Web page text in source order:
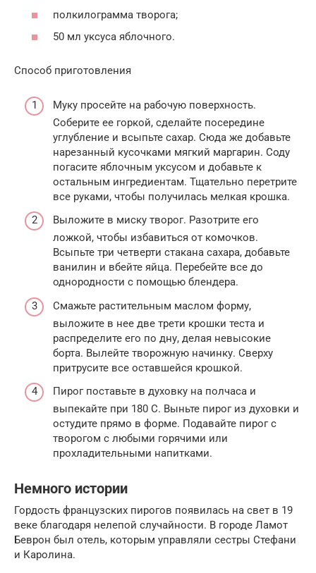
полкилограмма творога;
50 мл уксуса яблочного.
Способ приготовления
Муку просейте на рабочую поверхность.
Соберите ее горкой, сделайте посередине
углубление и всыпьте сахар. Сюда же добавьте
нарезанный кусочками мягкий маргарин. Соду
погасите яблочным уксусом и добавьте к
остальным ингредиентам. Тщательно перетрите
все руками, чтобы получилась мелкая крошка.
Выложите в миску творог. Разотрите его
ложкой, чтобы избавиться от комочков.
Всыпьте три четверти стакана сахара, добавьте
ванилин и вбейте яйца. Перебейте все до
однородности с помощью блендера.
Смажьте растительным маслом форму,
выложите в нее две трети крошки теста и
распределите его по дну, делая невысокие
борта. Вылейте творожную начинку. Сверху
притрусите все оставшейся крошкой.
Пирог поставьте в духовку на полчаса и
выпекайте при 180 С. Выньте пирог из духовки и
остудите прямо в форме. Подавайте пирог с
творогом с любыми горячими или
прохладительными напитками.
Немного истории
Гордость французских пирогов появилась на свет в 19
веке благодаря нелепой случайности. В городе Ламот
Беврон был отель, которым управляли сестры Стефани
и Каролина.